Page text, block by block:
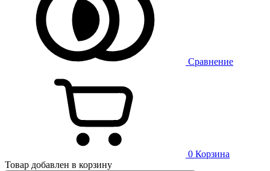
Сравнение
0 Корзина
Товар добавлен в корзину